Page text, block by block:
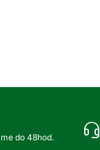
do 48hod.